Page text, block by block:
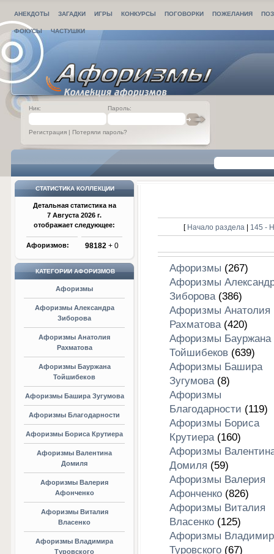
АНЕКДОТЫ ЗАГАДКИ ИГРЫ КОНКУРСЫ ПОГОВОРКИ ПОЖЕЛАНИЯ
ФОКУСЫ ЧАСТУШКИ
Ник: Пароль:
Регистрация | Потеряли пароль?
СТАТИСТИКА КОЛЛЕКЦИИ
Детальная статистика на
7 Августа 2026 г.
отображает следующее:
Афоризмов: 98182 + 0
КАТЕГОРИИ АФОРИЗМОВ
Афоризмы
Афоризмы Александра
Зиборова
Афоризмы Анатолия
Рахматова
Афоризмы Бауржана
Тойшибеков
Афоризмы Башира Зугумова
Афоризмы Благодарности
Афоризмы Бориса Крутиера
Афоризмы Валентина
Домиля
Афоризмы Валерия
Афонченко
Афоризмы Виталия
Власенко
Афоризмы Владимира
Туровского
[ Начало раздела | 145 -
Афоризмы (267)
Афоризмы
Зиборова(386)
Афоризмы Анатолия
Рахматова(420)
Афоризмы Бауржана
Тойшибеков(639)
Афоризмы Башира
Зугумова(8)
Афоризмы
Благодарности (119)
Афоризмы Бориса
Крутиера(160)
Афоризмы
Домиля (59)
Афоризмы Валерия
Афонченко(826)
Афоризмы Виталия
Власенко(125)
Афоризмы
Туровского(67)